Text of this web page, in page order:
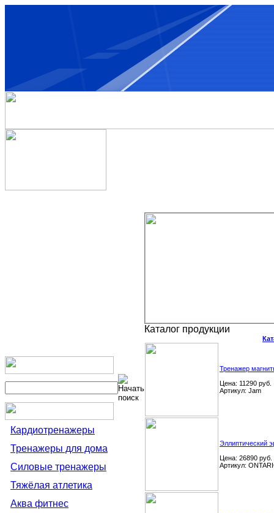
Кардиотренажеры
Тренажеры для дома
Силовые тренажеры
Тяжёлая атлетика
Аква фитнес
Каталог продукции
Тренажер
Цена: 11290 руб.
Артикул: Jam
Эллиптический
Цена: 26890 руб.
Артикул: